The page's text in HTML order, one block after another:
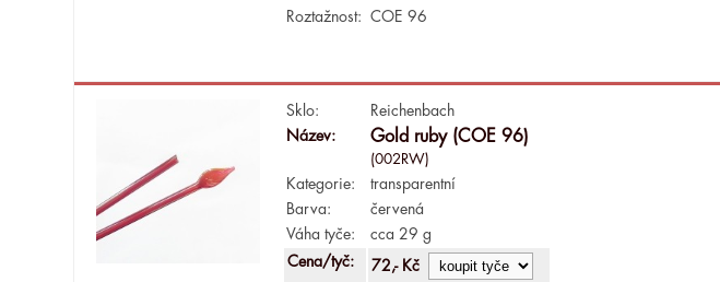
Roztažnost:
COE 96
Sklo:
Reichenbach
Název:
Gold ruby (COE 96)
(002RW)
Kategorie:
transparentní
Barva:
červená
Váha tyče:
cca 29 g
Cena/tyč:
72,- Kč